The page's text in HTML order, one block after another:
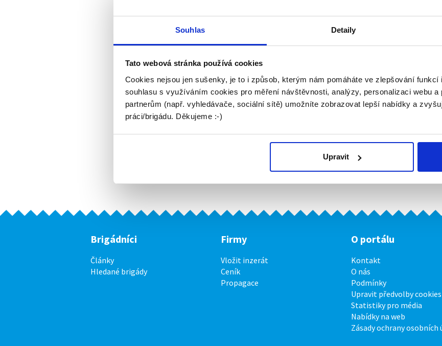
Souhlas Detaily
Tato webová stránka používá cookies
Cookies nejsou jen sušenky, je to i způsob, kterým nám pomáháte ve zlepšování
souhlasu s využíváním cookies pro měření návštěvnosti, analýzy, personalizaci webu
partnerům (např. vyhledávače, sociální sítě) umožníte zobrazovat lepší nabídky a
práci/brigádu. Děkujeme :-)
Upravit
Brigádníci
Články
Hledané brigády
Firmy
Vložit inzerát
Ceník
Propagace
O portálu
Kontakt
O nás
Podmínky
Upravit předvolby cookies
Statistiky pro média
Nabídky na web
Zásady ochrany osobních